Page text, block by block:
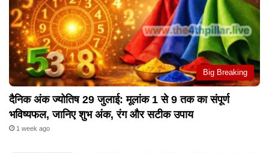
Big Breaking
दैनिक अंक ज्योतिष 29 जुलाई: मूलांक 1 से 9 तक का संपूर्ण
भविष्यफल, जानिए शुभ अंक, रंग और सटीक उपाय
1 week ago